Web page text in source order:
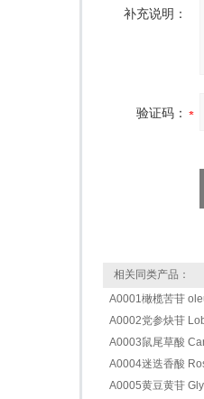
补充说明：
验证码：
相关同类产品：
A0001橄榄苦苷
A0002党参炔苷
A0003鼠尾草酸
A0004迷迭香酸
A0005黄豆黄苷